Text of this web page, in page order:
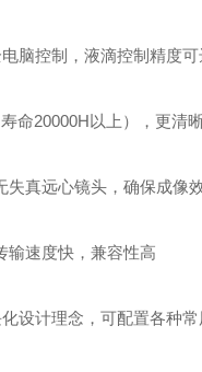
控制，液滴控制精度可
20000H以上），更清
真远心镜头，确保成像
速度快，兼容性高
计理念，可配置各种常